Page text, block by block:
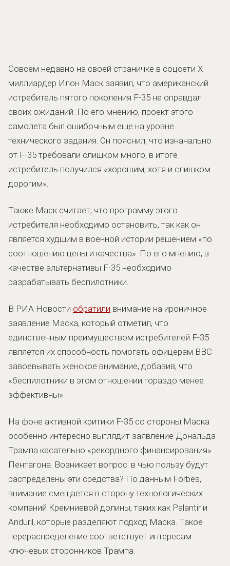
Совсем недавно на своей страничке в соцсети X
миллиардер Илон Маск заявил, что американский
истребитель пятого поколения F-35 не оправдал
своих ожиданий. По его мнению, проект этого
самолета был ошибочным еще на уровне
технического задания. Он пояснил, что изначально
от F-35 требовали слишком много, в итоге
истребитель получился «хорошим, хотя и слишком
дорогим».
Также Маск считает, что программу этого
истребителя необходимо остановить, так как он
является худшим в военной истории решением «по
соотношению цены и качества». По его мнению, в
качестве альтернативы F-35 необходимо
разрабатывать беспилотники.
В РИА Новости обратили внимание на ироничное
заявление Маска, который отметил, что
единственным преимуществом истребителей F-35
является их способность помогать офицерам ВВС
завоевывать женское внимание, добавив, что
«беспилотники в этом отношении гораздо менее
эффективны».
На фоне активной критики F-35 со стороны Маска
особенно интересно выглядит заявление Дональда
Трампа касательно «рекордного финансирования»
Пентагона. Возникает вопрос: в чью пользу будут
распределены эти средства? По данным Forbes,
внимание смещается в сторону технологических
компаний Кремниевой долины, таких как Palantir и
Anduril, которые разделяют подход Маска. Такое
перераспределение соответствует интересам
ключевых сторонников Трампа.